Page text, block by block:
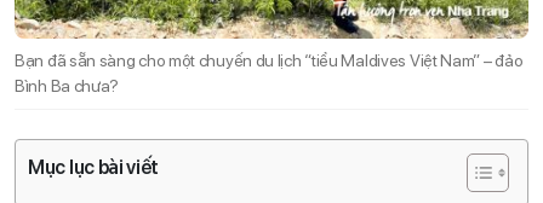
Bạn đã sẵn sàng cho một chuyến du lịch “tiểu Maldives Việt Nam” – đảo
Bình Ba chưa?
Mục lục bài viết